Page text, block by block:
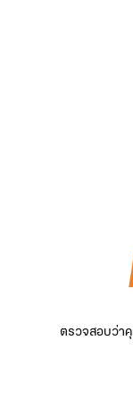
ตรวจสอบว่า